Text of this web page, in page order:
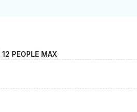
12 PEOPLE MAX